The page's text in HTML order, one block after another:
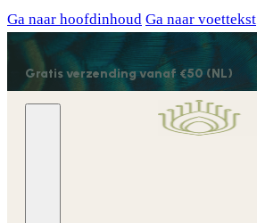
Ga naar hoofdinhoud Ga naar voettekst
Gratis verzending vanaf €50 (NL)